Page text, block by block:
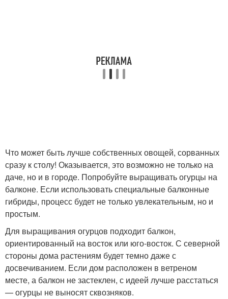
Что может быть лучше собственных овощей, сорванных
сразу к столу! Оказывается, это возможно не только на
даче, но и в городе. Попробуйте выращивать огурцы на
балконе. Если использовать специальные балконные
гибриды, процесс будет не только увлекательным, но и
простым.
Для выращивания огурцов подходит балкон,
ориентированный на восток или юго-восток. С северной
стороны дома растениям будет темно даже с
досвечиванием. Если дом расположен в ветреном
месте, а балкон не застеклен, с идеей лучше расстаться
— огурцы не выносят сквозняков.